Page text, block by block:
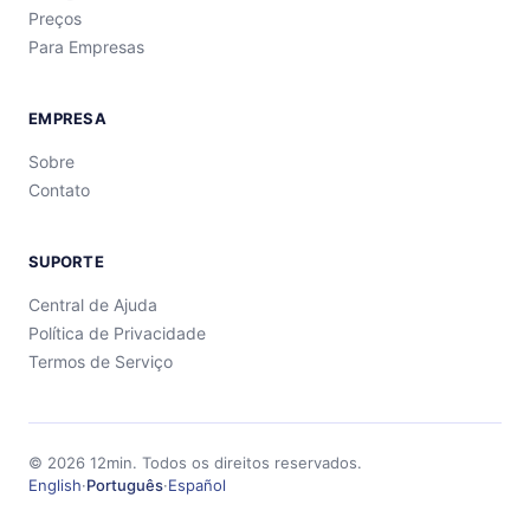
Preços
Para Empresas
EMPRESA
Sobre
Contato
SUPORTE
Central de Ajuda
Política de Privacidade
Termos de Serviço
© 2026 12min. Todos os direitos reservados.
English·Português·Español